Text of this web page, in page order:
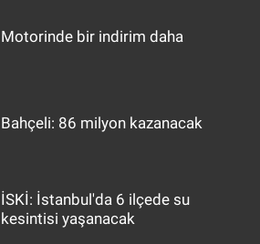
Motorinde bir indirim daha
Bahçeli: 86 milyon kazanacak
İSKİ: İstanbul'da 6 ilçede su
kesintisi yaşanacak